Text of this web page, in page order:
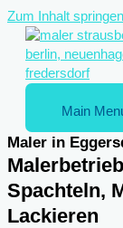
Zum Inhalt springen
Main
Maler in
Spachteln,
Lackieren